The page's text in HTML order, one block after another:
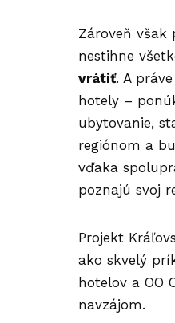
Zároveň však
nestihne
vrátiť. A
hotely –
ubytovanie,
regiónom a
vďaka
poznajú svoj
Projekt
ako skvelý
hotelov a OO
navzájom.